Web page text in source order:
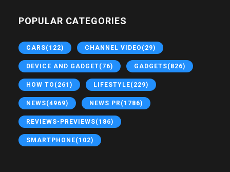
POPULAR CATEGORIES
CARS(122) CHANNEL VIDEO (29)
DEVICE AND GADGET(76) GADGETS(826)
HOW TO (261) LIFESTYLE(229)
NEWS(4969) NEWS PR (1786)
REVIEWS-PREVIEWS(186)
SMARTPHONE(102)